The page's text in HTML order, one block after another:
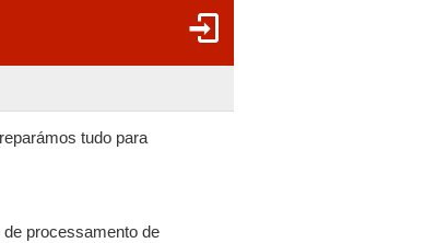
tudo para
processamento de